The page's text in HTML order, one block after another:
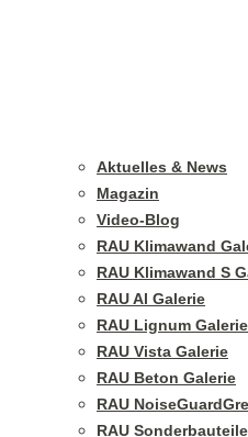
Aktuelles & News
Magazin
Video-Blog
RAU Klimawand
RAU Klimawand S
RAU Al Galerie
RAU Lignum Galerie
RAU Vista Galerie
RAU Beton Galerie
RAU
RAU Sonderbauteile